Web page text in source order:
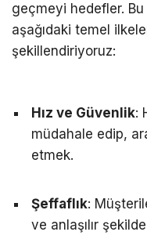
geçmeyi hedefler.
aşağıdaki temel
şekillendiriyoruz:
Hız ve Güvenlik:
müdahale edip,
etmek.
Şeffaflık:
ve anlaşılır